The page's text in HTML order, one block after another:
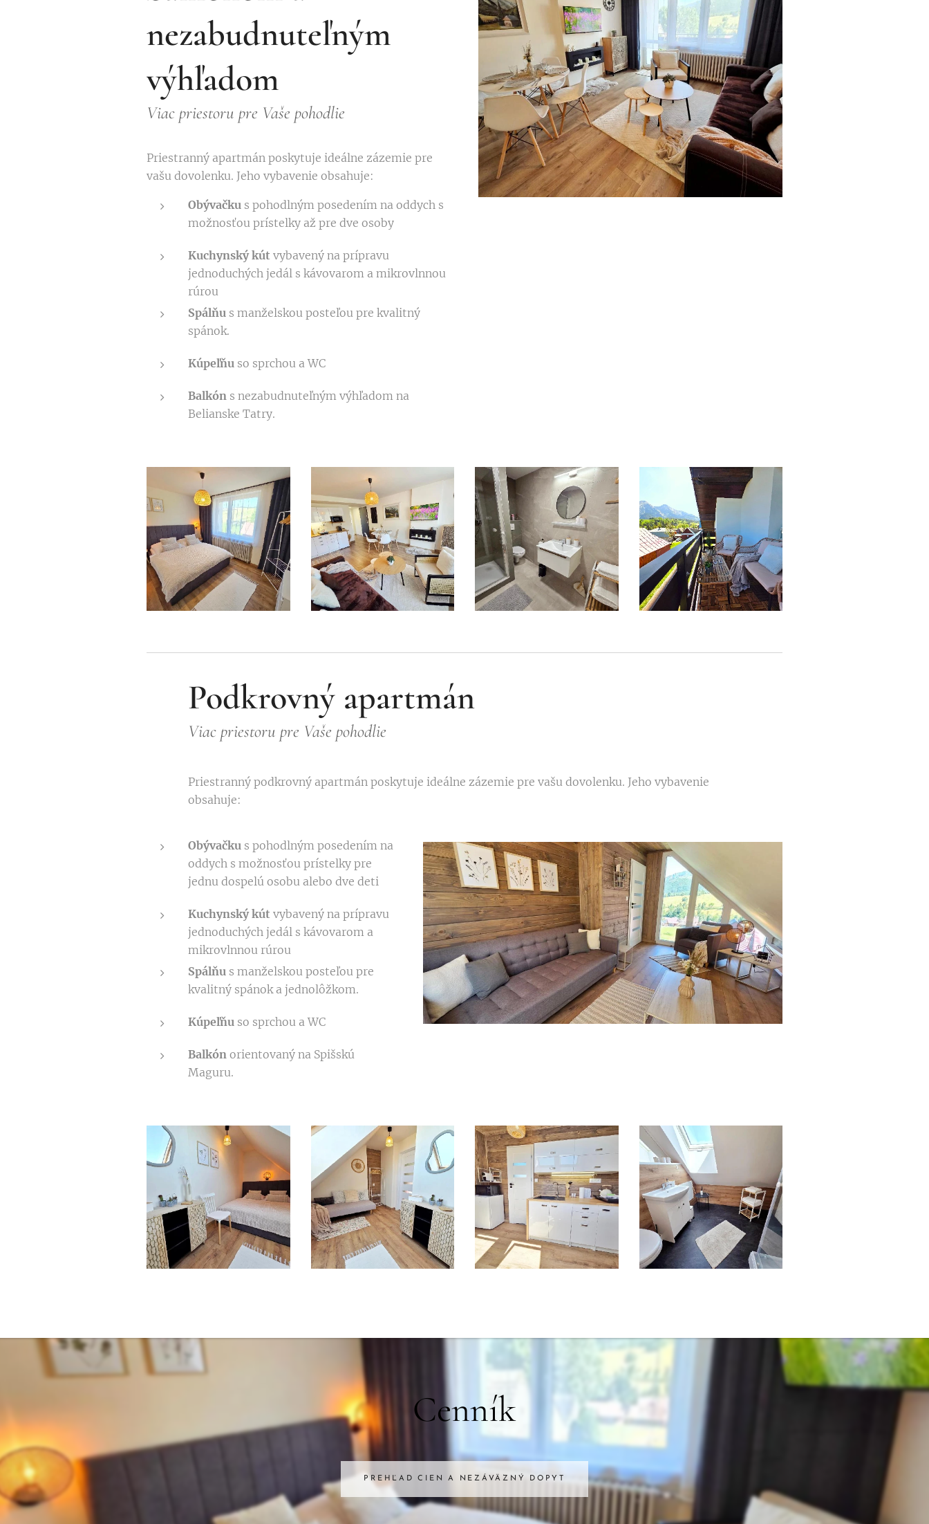
nezabudnuteľným
výhľadom
Viac priestoru pre Vaše pohodlie
Priestranný apartmán poskytuje ideálne zázemie pre
vašu dovolenku. Jeho vybavenie obsahuje:
Obývačku s pohodlným posedením na oddych s
možnosťou prístelky až pre dve osoby
Kuchynský kút vybavený na prípravu
jednoduchých jedál s kávovarom a mikrovlnnou
rúrou
Spálňu s manželskou posteľou pre kvalitný
spánok.
Kúpeľňu so sprchou a WC
Balkón s nezabudnuteľným výhľadom na
Belianske Tatry.
Podkrovný apartmán
Viac priestoru pre Vaše pohodlie
Priestranný podkrovný apartmán poskytuje ideálne zázemie pre vašu dovolenku. Jeho vybavenie
obsahuje:
Obývačku s pohodlným posedením na
oddych s možnosťou prístelky pre
jednu dospelú osobu alebo dve deti
Kuchynský kút vybavený na prípravu
jednoduchých jedál s kávovarom a
mikrovlnnou rúrou
Spálňu s manželskou posteľou pre
kvalitný spánok a jednolôžkom.
Kúpeľňu so sprchou a WC
Balkón orientovaný na Spišskú
Maguru.
Cenník
PREHĽAD CIEN A NEZÁVÄZNÝ DOPYT